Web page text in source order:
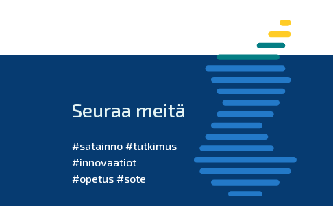
Seuraa meitä
#satainno #tutkimus
#innovaatiot
#opetus #sote